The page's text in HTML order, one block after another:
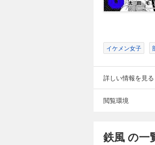
イケメン女子
詳しい情報を見る
閲覧環境
鉄風 の一